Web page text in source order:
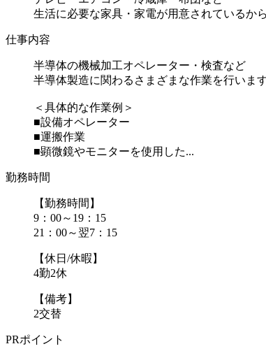
生活に必要な家具・家電が用意されているか
仕事内容
半導体の機械加工オペレーター・検査など
半導体製造に関わるさまざまな作業を行いま
＜具体的な作業例＞
■設備オペレーター
■運搬作業
■顕微鏡やモニターを使用した...
勤務時間
【勤務時間】
9：00～19：15
21：00～翌7：15
【休日/休暇】
4勤2休
【備考】
2交替
PRポイント